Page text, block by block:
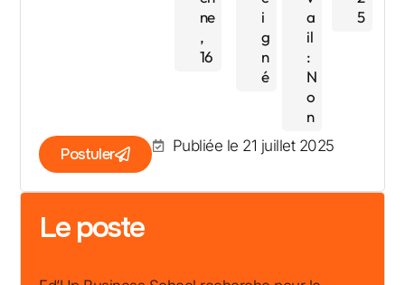
ne
,
16
i
g
n
é
a
il
:
N
o
n
5
Postuler Publiée le 21 juillet 2025
Le poste